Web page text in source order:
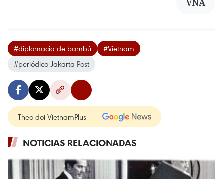
#diplomacia de bambú
#Vietnam
#periódico Jakarta Post
Theo dõi VietnamPlus
NOTICIAS RELACIONADAS